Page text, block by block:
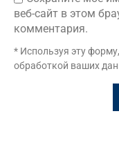
веб-сайт в этом
комментария.
* Используя эту
обработкой ваших